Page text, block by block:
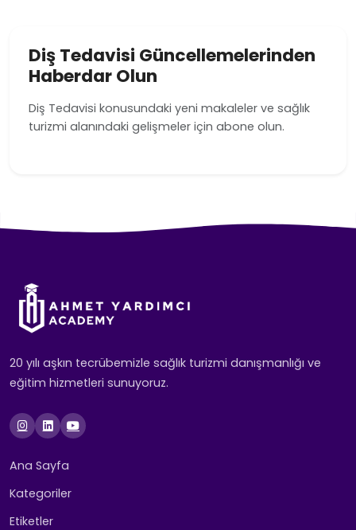
Diş Tedavisi Güncellemelerinden
Haberdar Olun
Diş Tedavisi konusundaki yeni makaleler ve sağlık
turizmi alanındaki gelişmeler için abone olun.
20 yılı aşkın tecrübemizle sağlık turizmi danışmanlığı ve
eğitim hizmetleri sunuyoruz.
Ana Sayfa
Kategoriler
Etiketler